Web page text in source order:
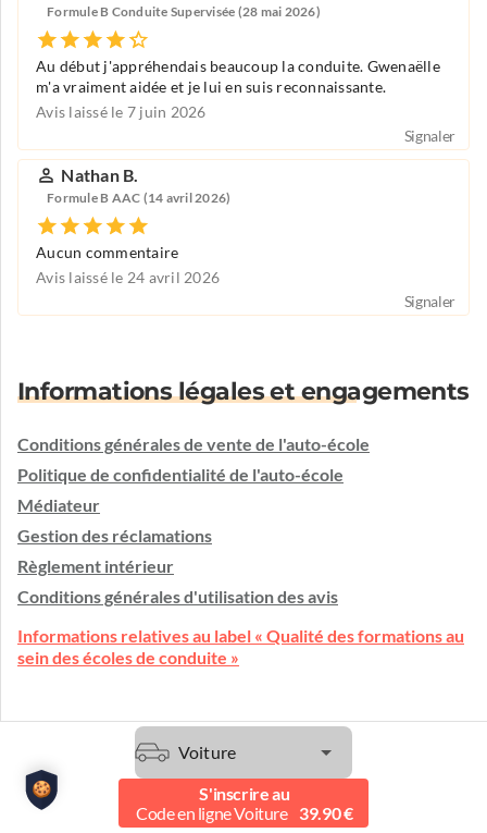
Formule B Conduite Supervisée (28 mai 2026)
Au début j'appréhendais beaucoup la conduite. Gwenaëlle
m'a vraiment aidée et je lui en suis reconnaissante.
Avis laissé le 7 juin 2026
Signaler
Nathan B.
Formule B AAC (14 avril 2026)
Aucun commentaire
Avis laissé le 24 avril 2026
Signaler
Informations légales et engagements
Conditions générales de vente de l'auto-école
Politique de confidentialité de l'auto-école
Médiateur
Gestion des réclamations
Règlement intérieur
Conditions générales d'utilisation des avis
Informations relatives au label « Qualité des formations au
sein des écoles de conduite »
Une question ?
L'auto-école vous écoute et vous conseille.
Etre contacté
Voiture
S'inscrire au
Code en ligne Voiture
39.90 €